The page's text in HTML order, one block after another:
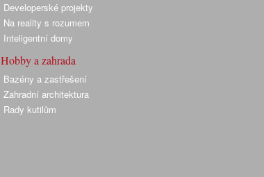
Developerské projekty
Na reality s rozumem
Inteligentní domy
Hobby a zahrada
Bazény a zastřešení
Zahradní architektura
Rady kutilům